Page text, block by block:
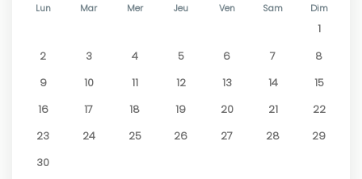
Lun Mar Mer Jeu Ven Sam Dim
1
2
3 4 5 6 7
8
9
10 11 12 13 14
15
16
17 18 19 20 21
22
23
24 25 26 27 28
29
30